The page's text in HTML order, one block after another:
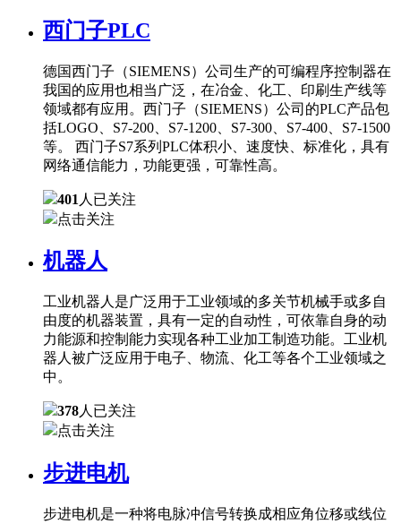
西门子PLC
德国西门子（SIEMENS）公司生产的可编程序控制器在
我国的应用也相当广泛，在冶金、化工、印刷生产线等
领域都有应用。西门子（SIEMENS）公司的PLC产品包
括LOGO、S7-200、S7-1200、S7-300、S7-400、S7-1500
等。 西门子S7系列PLC体积小、速度快、标准化，具有
网络通信能力，功能更强，可靠性高。
401 人已关注
点击关注
机器人
工业机器人是广泛用于工业领域的多关节机械手或多自
由度的机器装置，具有一定的自动性，可依靠自身的动
力能源和控制能力实现各种工业加工制造功能。工业机
器人被广泛应用于电子、物流、化工等各个工业领域之
中。
378人已关注
点击关注
步进电机
步进电机是一种将电脉冲信号转换成相应角位移或线位